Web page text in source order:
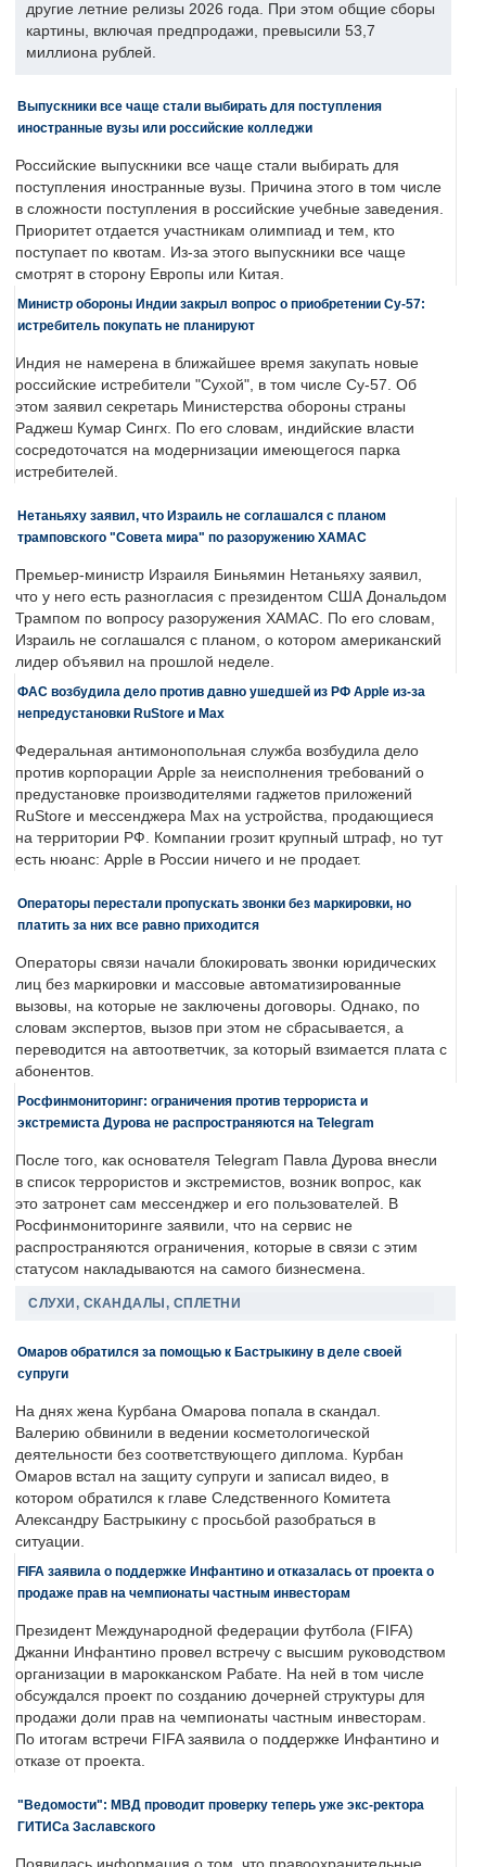
другие летние релизы 2026 года. При этом общие сборы
картины, включая предпродажи, превысили 53,7
миллиона рублей.
Выпускники все чаще стали выбирать для поступления
иностранные вузы или российские колледжи
Российские выпускники все чаще стали выбирать для
поступления иностранные вузы. Причина этого в том числе
в сложности поступления в российские учебные заведения.
Приоритет отдается участникам олимпиад и тем, кто
поступает по квотам. Из-за этого выпускники все чаще
смотрят в сторону Европы или Китая.
Министр обороны Индии закрыл вопрос о приобретении Су-57:
истребитель покупать не планируют
Индия не намерена в ближайшее время закупать новые
российские истребители "Сухой", в том числе Су-57. Об
этом заявил секретарь Министерства обороны страны
Раджеш Кумар Сингх. По его словам, индийские власти
сосредоточатся на модернизации имеющегося парка
истребителей.
Нетаньяху заявил, что Израиль не соглашался с планом
трамповского "Совета мира" по разоружению ХАМАС
Премьер-министр Израиля Биньямин Нетаньяху заявил,
что у него есть разногласия с президентом США Дональдом
Трампом по вопросу разоружения ХАМАС. По его словам,
Израиль не соглашался с планом, о котором американский
лидер объявил на прошлой неделе.
ФАС возбудила дело против давно ушедшей из РФ Apple из-за
непредустановки RuStore и Max
Федеральная антимонопольная служба возбудила дело
против корпорации Apple за неисполнения требований о
предустановке производителями гаджетов приложений
RuStore и мессенджера Max на устройства, продающиеся
на территории РФ. Компании грозит крупный штраф, но тут
есть нюанс: Apple в России ничего и не продает.
Операторы перестали пропускать звонки без маркировки, но
платить за них все равно приходится
Операторы связи начали блокировать звонки юридических
лиц без маркировки и массовые автоматизированные
вызовы, на которые не заключены договоры. Однако, по
словам экспертов, вызов при этом не сбрасывается, а
переводится на автоответчик, за который взимается плата с
абонентов.
Росфинмониторинг: ограничения против террориста и
экстремиста Дурова не распространяются на Telegram
После того, как основателя Telegram Павла Дурова внесли
в список террористов и экстремистов, возник вопрос, как
это затронет сам мессенджер и его пользователей. В
Росфинмониторинге заявили, что на сервис не
распространяются ограничения, которые в связи с этим
статусом накладываются на самого бизнесмена.
СЛУХИ, СКАНДАЛЫ, СПЛЕТНИ
Омаров обратился за помощью к Бастрыкину в деле своей
супруги
На днях жена Курбана Омарова попала в скандал.
Валерию обвинили в ведении косметологической
деятельности без соответствующего диплома. Курбан
Омаров встал на защиту супруги и записал видео, в
котором обратился к главе Следственного Комитета
Александру Бастрыкину с просьбой разобраться в
ситуации.
FIFA заявила о поддержке Инфантино и отказалась от проекта о
продаже прав на чемпионаты частным инвесторам
Президент Международной федерации футбола (FIFA)
Джанни Инфантино провел встречу с высшим руководством
организации в марокканском Рабате. На ней в том числе
обсуждался проект по созданию дочерней структуры для
продажи доли прав на чемпионаты частным инвесторам.
По итогам встречи FIFA заявила о поддержке Инфантино и
отказе от проекта.
"Ведомости": МВД проводит проверку теперь уже экс-ректора
ГИТИСа Заславского